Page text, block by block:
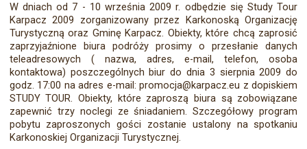
W dniach od 7 - 10 września 2009 r. odbędzie się Study Tour
Karpacz 2009 zorganizowany przez Karkonoską Organizację
Turystyczną oraz Gminę Karpacz. Obiekty, które chcą zaprosić
zaprzyjaźnione biura podróży prosimy o przesłanie danych
teleadresowych ( nazwa, adres, e-mail, telefon, osoba
kontaktowa) poszczególnych biur do dnia 3 sierpnia 2009 do
godz. 17:00 na adres e-mail: promocja@karpacz.eu z dopiskiem
STUDY TOUR. Obiekty, które zaproszą biura są zobowiązane
zapewnić trzy noclegi ze śniadaniem. Szczegółowy program
pobytu zaproszonych gości zostanie ustalony na spotkaniu
Karkonoskiej Organizacji Turystycznej.